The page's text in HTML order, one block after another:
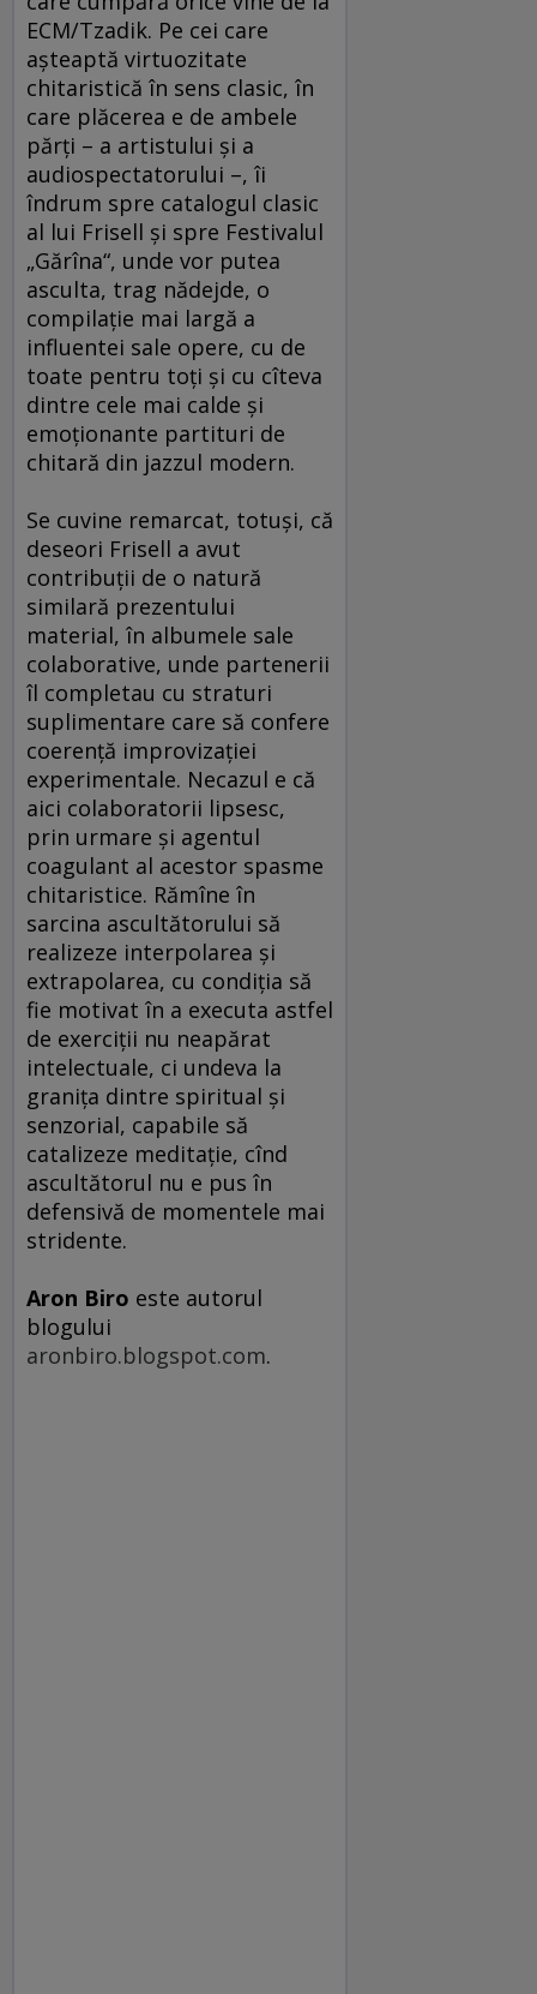
ECM/Tzadik. Pe cei care
aşteaptă virtuozitate
chitaristică în sens clasic, în
care plăcerea e de ambele
părţi – a artistului şi a
audiospectatorului –, îi
îndrum spre catalogul clasic
al lui Frisell şi spre Festivalul
„Gărîna“, unde vor putea
asculta, trag nădejde, o
compilaţie mai largă a
influentei sale opere, cu de
toate pentru toţi şi cu cîteva
dintre cele mai calde şi
emoţionante partituri de
chitară din jazzul modern.
Se cuvine remarcat, totuşi, că
deseori Frisell a avut
contribuţii de o natură
similară prezentului
material, în albumele sale
colaborative, unde partenerii
îl completau cu straturi
suplimentare care să confere
coerenţă improvizaţiei
experimentale. Necazul e că
aici colaboratorii lipsesc,
prin urmare şi agentul
coagulant al acestor spasme
chitaristice. Rămîne în
sarcina ascultătorului să
realizeze interpolarea şi
extrapolarea, cu condiţia să
fie motivat în a executa astfel
de exerciţii nu neapărat
intelectuale, ci undeva la
graniţa dintre spiritual şi
senzorial, capabile să
catalizeze meditaţie, cînd
ascultătorul nu e pus în
defensivă de momentele mai
stridente.
Aron Biro este autorul
blogului
aronbiro.blogspot.com.